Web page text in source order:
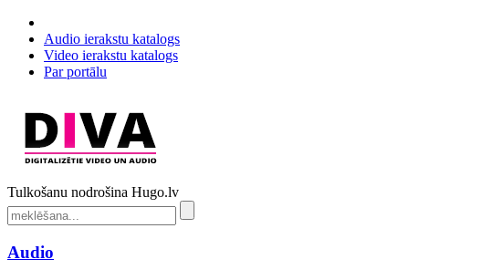
Audio ierakstu katalogs
Video ierakstu katalogs
Par portālu
Tulkošanu nodrošina Hugo.lv
Audio